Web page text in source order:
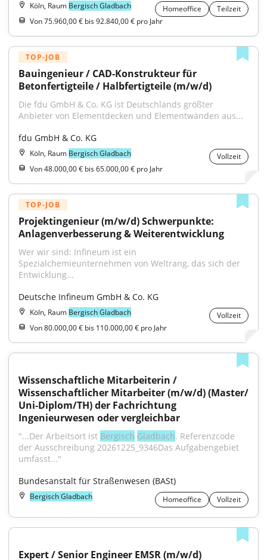
Köln, Raum Bergisch Gladbach Homeoffice
Teilzeit
Von 75.960,00 € bis 92.840,00 € pro Jahr
TOP-JOB
Bauingenieur / CAD-Konstrukteur für
Betonfertigteile / Halbfertigteile (m/w/d)
Die fdu GmbH & Co. KG ist Deutschlands größter
Anbieter von Elementdecken und Elementwänden aus...
fdu GmbH & Co. KG
Köln, Raum Bergisch Gladbach
Vollzeit
Von 48.000,00 € bis 65.000,00 € pro Jahr
TOP-JOB
Projektingenieur (m/w/d) Schwerpunkte:
Anlagenverbesserung & Weiterentwicklung
Wer wir sind: Infineum ist ein
Spezialchemieunternehmen von Weltrang, das sich der
Entwicklung...
Deutsche Infineum GmbH & Co. KG
Köln, Raum Bergisch Gladbach
Vollzeit
Von 80.000,00 € bis 110.000,00 € pro Jahr
Wissenschaftliche Mitarbeiterin /
Wissenschaftlicher Mitarbeiter (m/w/d) (Master/​
Uni‑Diplom/​TH) der Fachrichtung
Ingenieurwesen oder vergleichbar
"...Der Arbeitsort ist Bergisch Gladbach. Referenzcode
der Ausschreibung 20261225_9346Das Aufgabengebiet
umfasst..."
Bundesanstalt für Straßenwesen (BASt)
Bergisch Gladbach Homeoffice Vollzeit
Expert / Senior Engineer EMSR (m/w/d)